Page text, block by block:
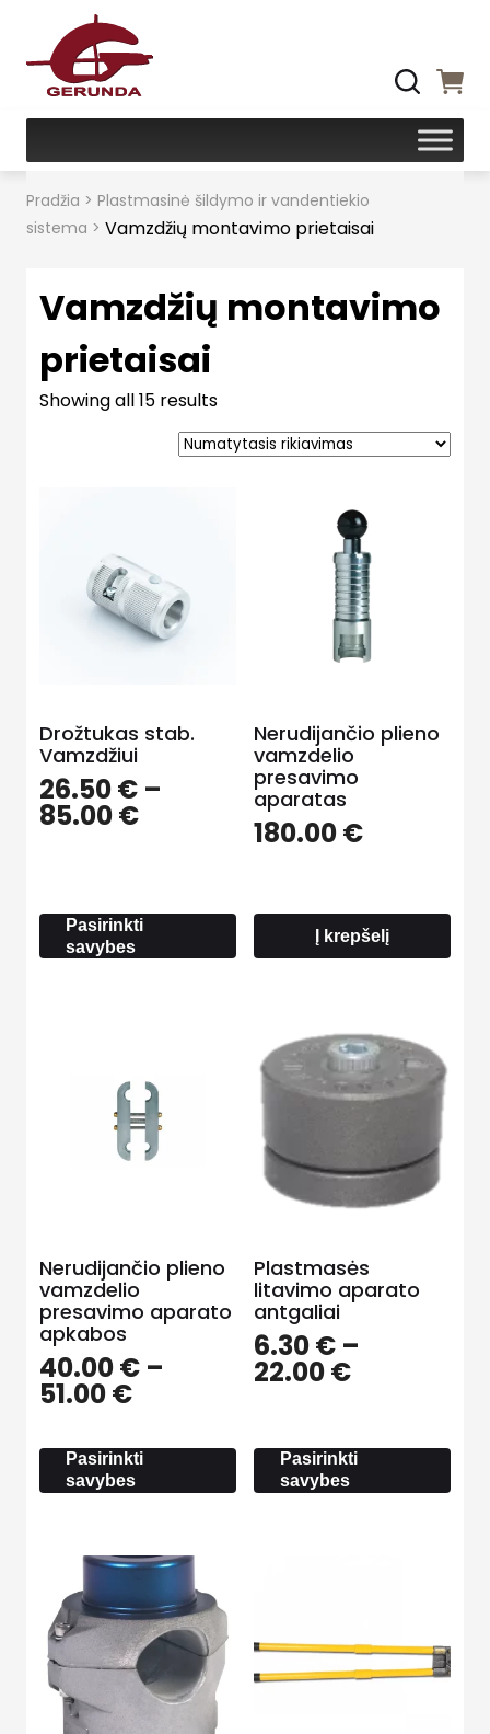
Pradžia > Plastmasinė šildymo ir vandentiekio
sistema > Vamzdžių montavimo prietaisai
Vamzdžių montavimo
prietaisai
Showing all 15 results
Drožtukas stab.
Vamzdžiui
26.50€ –
85.00€Price
85.00 €
Pasirinkti
savybes
Nerudijančio plieno
vamzdelio
presavimo
aparatas
180.00€
Į krepšelį
Nerudijančio plieno
vamzdelio
presavimo aparato
apkabos
40.00€ –
51.00€Price
40.00 €
through
51.00 €
Pasirinkti
savybes
Plastmasės
litavimo aparato
antgaliai
6.30€ –
22.00€Price
through
22.00 €
Pasirinkti
savybes